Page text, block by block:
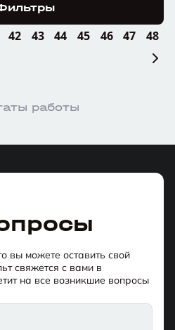
42 43 44 45 46 47
48
работы
вы можете оставить свой
свяжется с вами в
на все возникшие вопросы